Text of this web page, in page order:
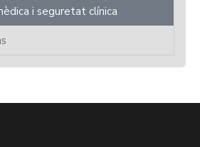
i seguretat clínica